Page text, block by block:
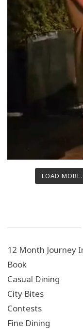
LOAD
12 Month Journey
Book
Casual Dining
City Bites
Contests
Fine Dining